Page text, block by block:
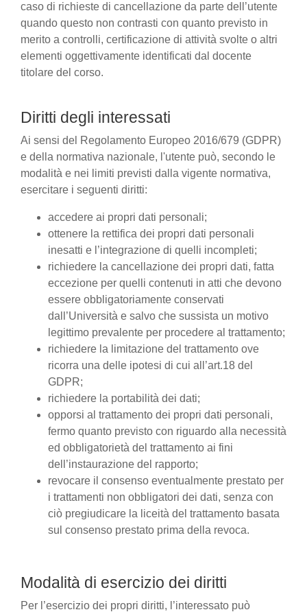
caso di richieste di cancellazione da parte dell’utente
quando questo non contrasti con quanto previsto in
merito a controlli, certificazione di attività svolte o altri
elementi oggettivamente identificati dal docente
titolare del corso.
Diritti degli interessati
Ai sensi del Regolamento Europeo 2016/679 (GDPR)
e della normativa nazionale, l'utente può, secondo le
modalità e nei limiti previsti dalla vigente normativa,
esercitare i seguenti diritti:
accedere ai propri dati personali;
ottenere la rettifica dei propri dati personali
inesatti e l’integrazione di quelli incompleti;
richiedere la cancellazione dei propri dati, fatta
eccezione per quelli contenuti in atti che devono
essere obbligatoriamente conservati
dall’Università e salvo che sussista un motivo
legittimo prevalente per procedere al trattamento;
richiedere la limitazione del trattamento ove
ricorra una delle ipotesi di cui all’art.18 del
GDPR;
richiedere la portabilità dei dati;
opporsi al trattamento dei propri dati personali,
fermo quanto previsto con riguardo alla necessità
ed obbligatorietà del trattamento ai fini
dell’instaurazione del rapporto;
revocare il consenso eventualmente prestato per
i trattamenti non obbligatori dei dati, senza con
ciò pregiudicare la liceità del trattamento basata
sul consenso prestato prima della revoca.
Modalità di esercizio dei diritti
Per l’esercizio dei propri diritti, l’interessato può